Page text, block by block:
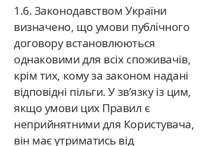
1.6. Законодавством України
визначено, що умови публічного
договору встановлюються
однаковими для всіх споживачів,
крім тих, кому за законом надані
відповідні пільги. У зв’язку із цим,
якщо умови цих Правил є
неприйнятними для Користувача,
він має утриматись від